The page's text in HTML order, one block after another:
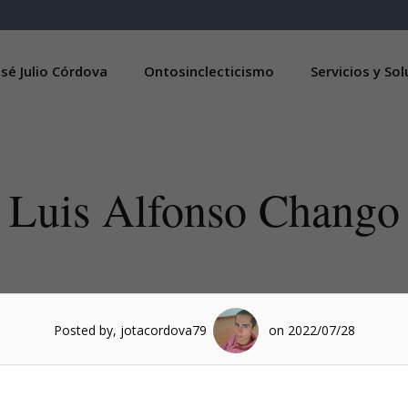
Julio Córdova Ontosinclecticismo Servicios y
Luis Alfonso Chango
Posted by, jotacordova79 on 2022/07/28